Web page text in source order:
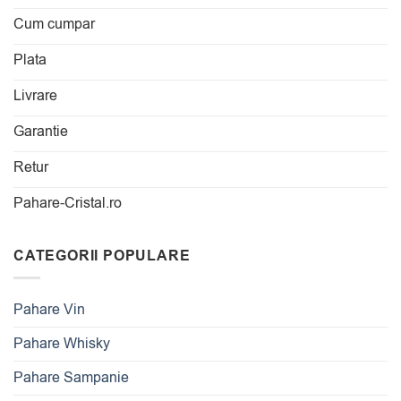
Cum cumpar
Plata
Livrare
Garantie
Retur
Pahare-Cristal.ro
CATEGORII POPULARE
Pahare Vin
Pahare Whisky
Pahare Sampanie